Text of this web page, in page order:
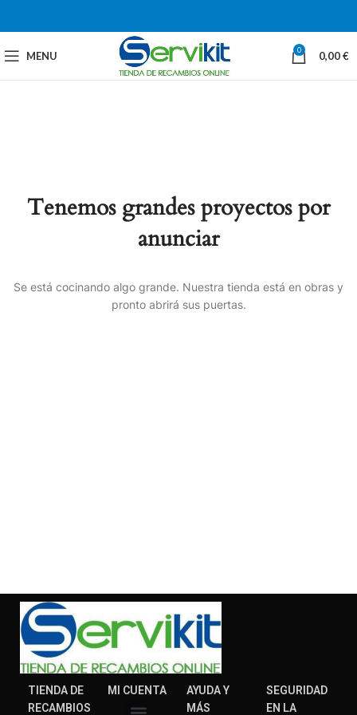
MENU 0 0,00€
Tenemos grandes proyectos por
anunciar
Se está cocinando algo grande. Nuestra tienda está en obras y
pronto abrirá sus puertas.
TIENDA DE
RECAMBIOS
MI CUENTA
AYUDA Y
MÁS
SEGURIDAD
EN LA